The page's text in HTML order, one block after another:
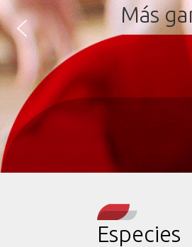
Más
Especies